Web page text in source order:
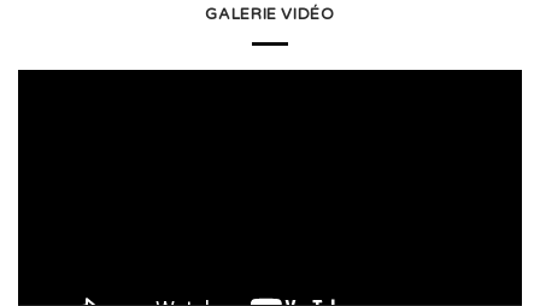
GALERIE VIDÉO